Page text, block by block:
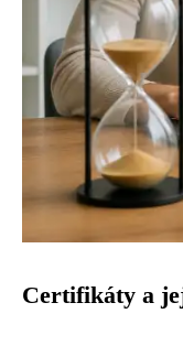
Certifikáty a